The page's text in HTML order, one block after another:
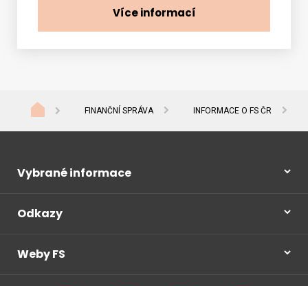
Více informací
FINANČNÍ SPRÁVA INFORMACE O FS ČR
Vybrané informace
Odkazy
Weby FS